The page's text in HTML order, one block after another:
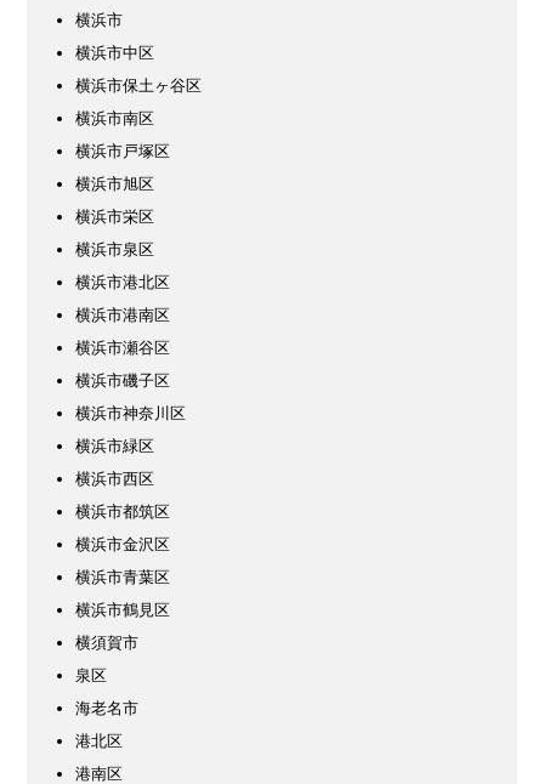
横浜市
横浜市中区
横浜市保土ヶ谷区
横浜市南区
横浜市戸塚区
横浜市旭区
横浜市栄区
横浜市泉区
横浜市港北区
横浜市港南区
横浜市瀬谷区
横浜市磯子区
横浜市神奈川区
横浜市緑区
横浜市西区
横浜市都筑区
横浜市金沢区
横浜市青葉区
横浜市鶴見区
横須賀市
泉区
海老名市
港北区
港南区